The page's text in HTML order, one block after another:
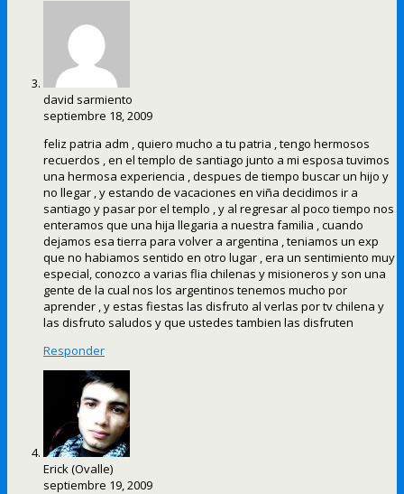
david sarmiento
septiembre 18, 2009
feliz patria adm , quiero mucho a tu patria , tengo hermosos
recuerdos , en el templo de santiago junto a mi esposa tuvimos
una hermosa experiencia , despues de tiempo buscar un hijo y
no llegar , y estando de vacaciones en viña decidimos ir a
santiago y pasar por el templo , y al regresar al poco tiempo nos
enteramos que una hija llegaria a nuestra familia , cuando
dejamos esa tierra para volver a argentina , teniamos un exp
que no habiamos sentido en otro lugar , era un sentimiento muy
especial, conozco a varias flia chilenas y misioneros y son una
gente de la cual nos los argentinos tenemos mucho por
aprender , y estas fiestas las disfruto al verlas por tv chilena y
las disfruto saludos y que ustedes tambien las disfruten
Responder
Erick (Ovalle)
septiembre 19, 2009